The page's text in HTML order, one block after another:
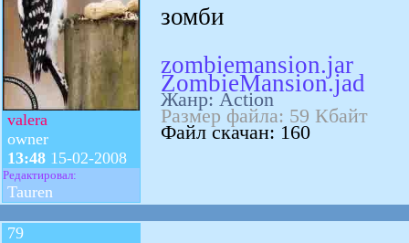
valera
owner
13:48 15-02-2008
Редактировал:
Tauren
зомби
zombiemansion.jar
ZombieMansion.jad
Жанр: Action
Размер файла: 59 Кбайт
Файл скачан: 160
79